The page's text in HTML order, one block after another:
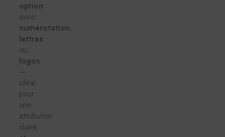
option
avec
numérotation
lettres
ou
logos
–
idéal
pour
une
attribution
claire